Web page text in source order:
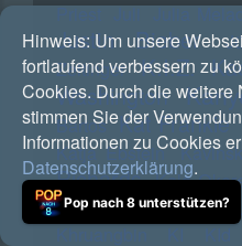
Priest Juli Julia
Justin Bieber
Zeltinger K.I.Z.
Washington
Bartos
Kat Frankie
Katja Ebstein
Richards Kele
Storm
Kendrick
Khruangbin
KI KId
Hinweis: Um unsere
fortlaufend verbessern zu
Cookies. Durch die weitere
stimmen Sie der
Informationen zu Cookies
Datenschutzerklärung.
Pop nach 8 unterstützen?